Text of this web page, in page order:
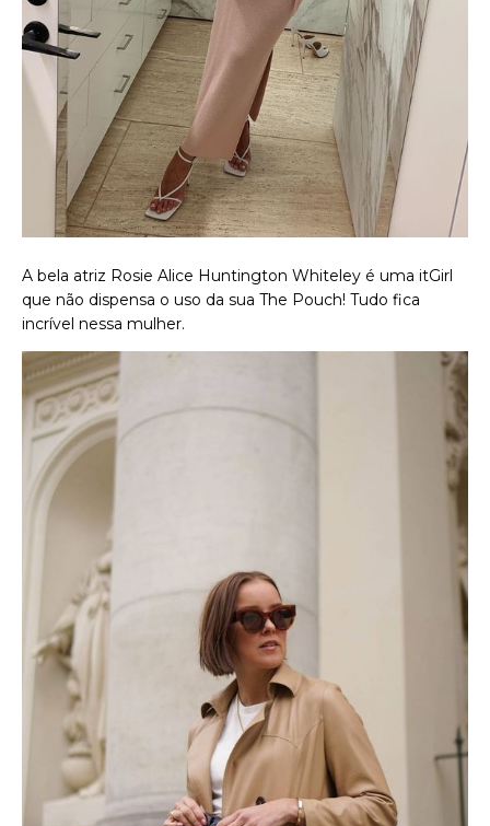
A bela atriz Rosie Alice Huntington Whiteley é uma itGirl
que não dispensa o uso da sua The Pouch! Tudo fica
incrível nessa mulher.
Foto: Reprodução / Pinterest